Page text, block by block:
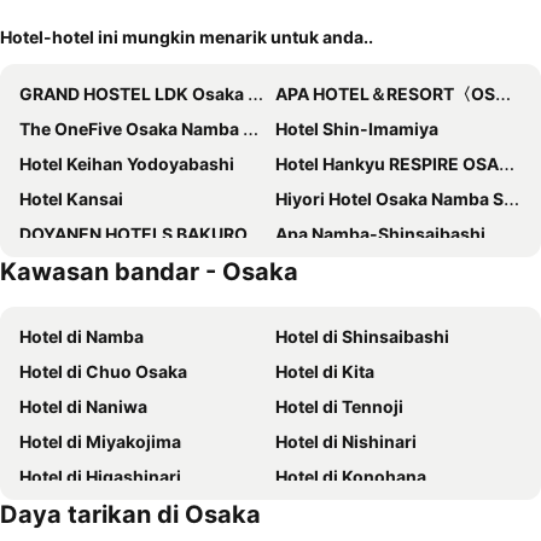
Hotel-hotel ini mungkin menarik untuk anda..
GRAND HOSTEL LDK Osaka Shinsaibashi
APA HOTEL＆RESORT〈OSAKA NAMBA EKIMAE TOWER〉
The OneFive Osaka Namba Dotonbori
Hotel Shin-Imamiya
Hotel Keihan Yodoyabashi
Hotel Hankyu RESPIRE OSAKA
Hotel Kansai
Hiyori Hotel Osaka Namba Station
DOYANEN HOTELS BAKURO
Apa Namba-Shinsaibashi
HOTEL MYSTAYS Shinsaibashi
Hotel Nikko Osaka
Quintessa Hotel Osaka Shinsaibashi
Hotel Keihan Namba Grande
Osaka View Hotel Honmachi
Hearton Hotel Shinsaibashi
Grandouce Hanazonocho
Hotel Keihan Universal Tower
APA Hotel Namba Ekihigashi
Via Inn Shinsaibashi
Grand Prince Hotel Osaka Bay
Hotel Hillarys
Ark Hotel Osaka Shinsaibashi
Kawasan bandar - Osaka
Hotel di Namba
Hotel di Shinsaibashi
Hotel di Chuo Osaka
Hotel di Kita
Hotel di Naniwa
Hotel di Tennoji
Hotel di Miyakojima
Hotel di Nishinari
Hotel di Higashinari
Hotel di Konohana
Hotel di Ikuno
Daya tarikan di Osaka